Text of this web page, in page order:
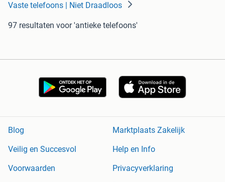
Vaste telefoons | Niet Draadloos
97 resultaten voor 'antieke telefoons'
Blog
Marktplaats Zakelijk
Veilig en Succesvol
Help en Info
Voorwaarden
Privacyverklaring